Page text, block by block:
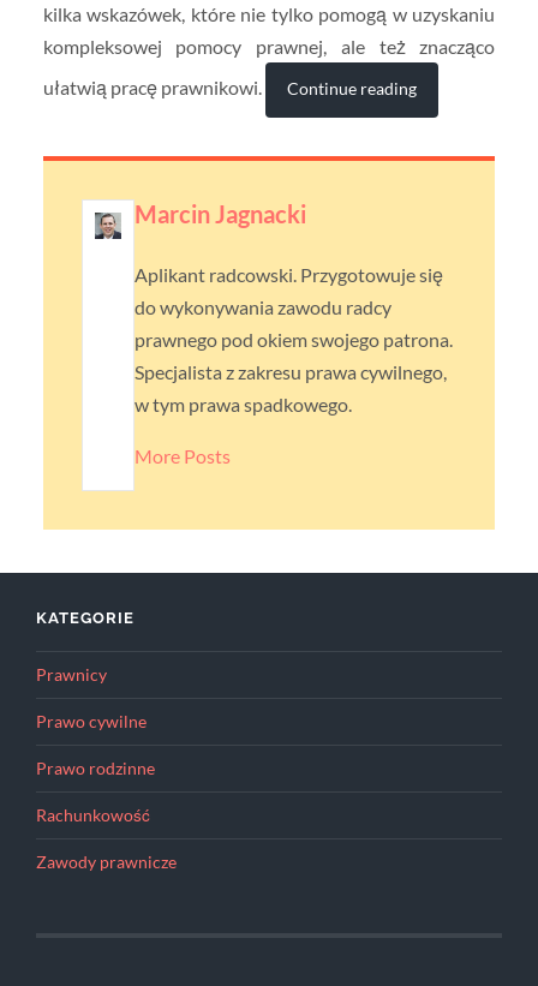
kilka wskazówek, które nie tylko pomogą w uzyskaniu
kompleksowej pomocy prawnej, ale też znacząco
ułatwią pracę prawnikowi.
Continue reading
Marcin Jagnacki
Aplikant radcowski. Przygotowuje się
do wykonywania zawodu radcy
prawnego pod okiem swojego patrona.
Specjalista z zakresu prawa cywilnego,
w tym prawa spadkowego.
More Posts
KATEGORIE
Prawnicy
Prawo cywilne
Prawo rodzinne
Rachunkowość
Zawody prawnicze